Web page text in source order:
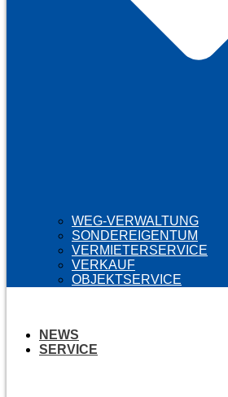
WEG-VERWALTUNG
SONDEREIGENTUM
VERMIETERSERVICE
VERKAUF
OBJEKTSERVICE
NEWS
SERVICE